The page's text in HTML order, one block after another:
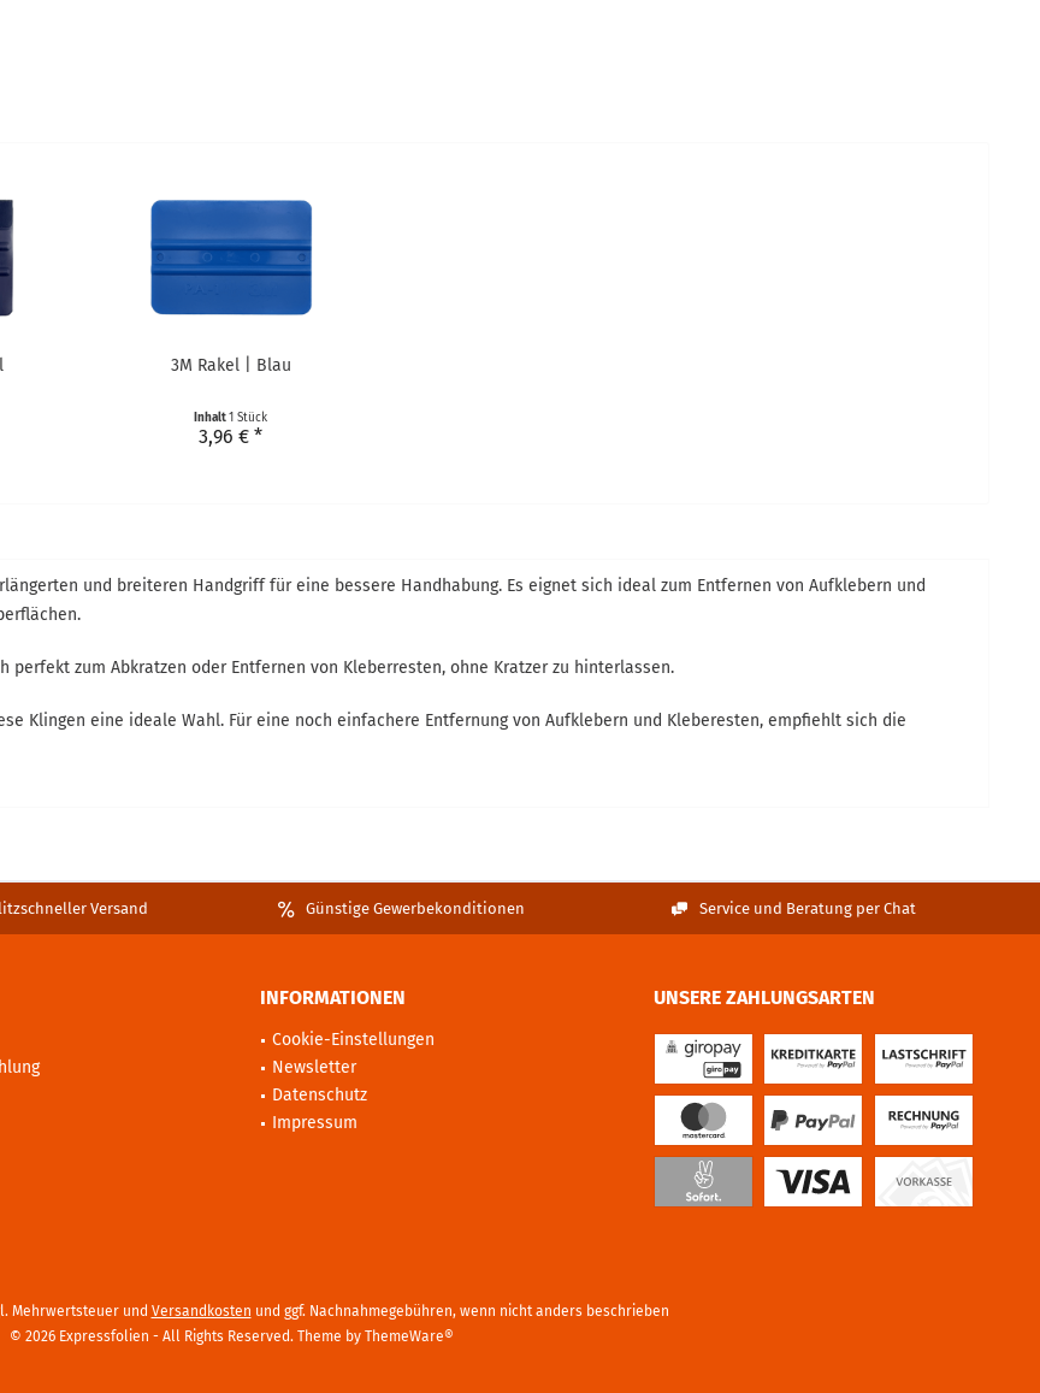
3M Rakel | Blau
Inhalt1 Stück
3,96 € *
und breiteren Handgriff für eine bessere Handhabung. Es eignet sich ideal zum Entfernen von Aufklebern und
zum Abkratzen oder Entfernen von Kleberresten, ohne Kratzer zu hinterlassen.
Klingen eine ideale Wahl. Für eine noch einfachere Entfernung von Aufklebern und Kleberesten, empfiehlt sich die
Versand Günstige Gewerbekonditionen Service und Beratung per Chat
INFORMATIONEN
Cookie-Einstellungen
Newsletter
Datenschutz
Impressum
UNSERE ZAHLUNGSARTEN
Mehrwertsteuer und Versandkosten und ggf. Nachnahmegebühren, wenn nicht anders beschrieben
© 2026 Expressfolien - All Rights Reserved. Theme by ThemeWare®